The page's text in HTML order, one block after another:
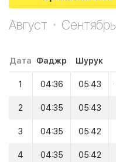
Август Сентябрь
Дата Фаджр Шурук
1 04:36 05:43
2 04:35 05:43
3 04:35 05:42
4 04:35 05:42